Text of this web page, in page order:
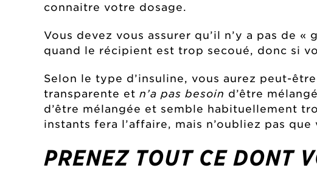
connaitre votre dosage.
Vous devez vous assurer qu’il n’y a pas de
quand le récipient est trop secoué, donc si
Selon le type d’insuline, vous aurez peut-
transparente et n’a pas besoin d’être
d’être mélangée et semble habituellement
instants fera l’affaire, mais n’oubliez pas
PRENEZ TOUT CE DONT